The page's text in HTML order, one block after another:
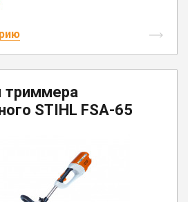
триммера
STIHL FSA-65